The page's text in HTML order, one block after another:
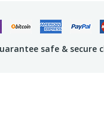
safe & secure